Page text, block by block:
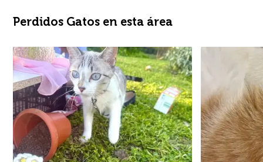
Perdidos Gatos en esta área